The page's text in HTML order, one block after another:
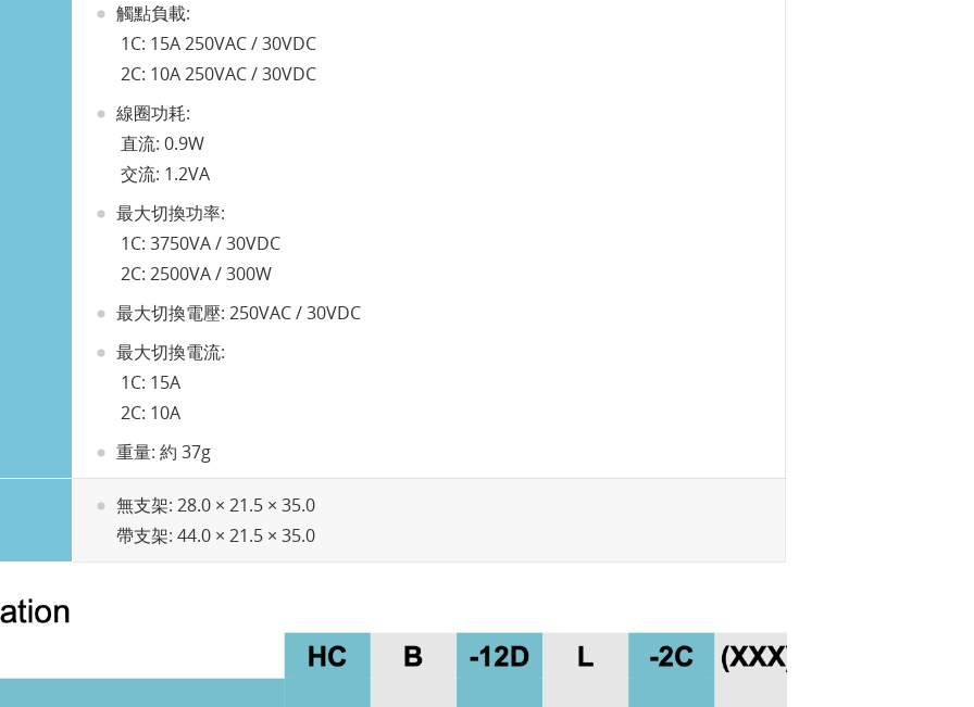
觸點負載:
1C: 15A 250VAC / 30VDC
2C: 10A 250VAC / 30VDC
線圈功耗:
直流: 0.9W
交流: 1.2VA
最大切換功率:
1C: 3750VA / 30VDC
2C: 2500VA / 300W
最大切換電壓: 250VAC / 30VDC
最大切換電流:
1C: 15A
2C: 10A
重量: 約 37g
無支架: 28.0 × 21.5 × 35.0
帶支架: 44.0 × 21.5 × 35.0